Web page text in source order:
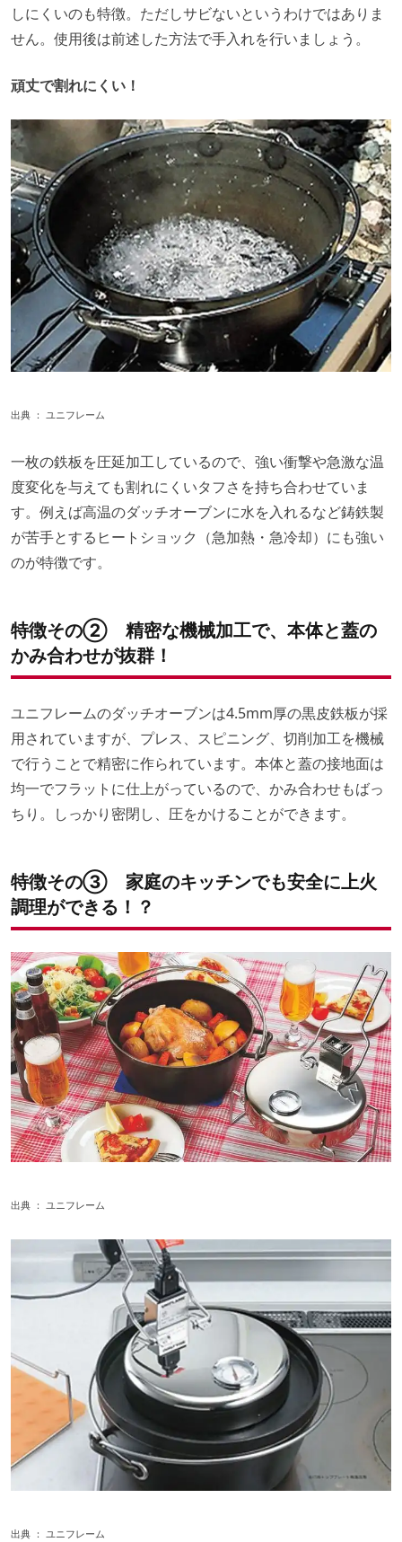
しにくいのも特徴。ただしサビないというわけではありま
せん。使用後は前述した方法で手入れを行いましょう。
頑丈で割れにくい！
出典 ： ユニフレーム
一枚の鉄板を圧延加工しているので、強い衝撃や急激な温
度変化を与えても割れにくいタフさを持ち合わせていま
す。例えば高温のダッチオーブンに水を入れるなど鋳鉄製
が苦手とするヒートショック（急加熱・急冷却）にも強い
のが特徴です。
特徴その② 精密な機械加工で、本体と蓋の
かみ合わせが抜群！
ユニフレームのダッチオーブンは4.5mm厚の黒皮鉄板が採
用されていますが、プレス、スピニング、切削加工を機械
で行うことで精密に作られています。本体と蓋の接地面は
均一でフラットに仕上がっているので、かみ合わせもばっ
ちり。しっかり密閉し、圧をかけることができます。
特徴その③ 家庭のキッチンでも安全に上火
調理ができる！？
出典 ： ユニフレーム
出典 ： ユニフレーム